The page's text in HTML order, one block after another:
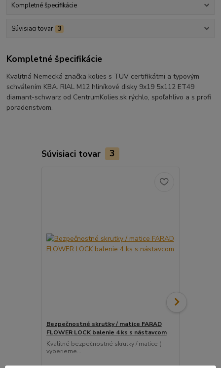
Kompletné špecifikácie
Súvisiaci tovar 3
Kompletné špecifikácie
Kvalitná Nemecká značka kolies s TUV certifikátmi a typovým
schválením KBA. RIAL M12 hliníkové disky 9x19 5x112 ET49
diamant-schwarz od CentrumKolies.sk rýchlo, spoľahlivo a s profi
poradenstvom.
Súvisiaci tovar 3
Bezpečnostné skrutky / matice FARAD
FLOWER LOCK balenie 4 ks s nástavcom
Kvalitné bezpečnostné skrutky / matice (
vyberieme...